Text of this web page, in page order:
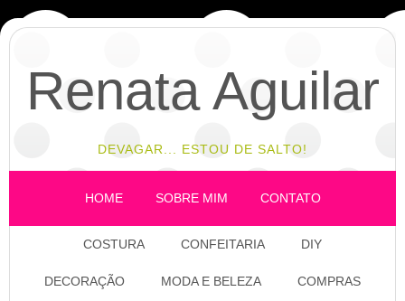
Renata Aguilar
DEVAGAR... ESTOU DE SALTO!
HOME SOBRE MIM CONTATO
COSTURA CONFEITARIA DIY
DECORAÇÃO MODA E BELEZA COMPRAS